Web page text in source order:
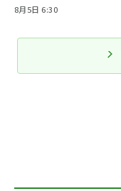
8月5日 6:30